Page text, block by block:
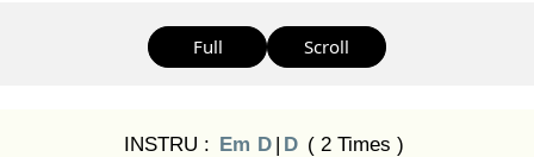
Full Scroll
INSTRU : Em D | D ( 2 Times )